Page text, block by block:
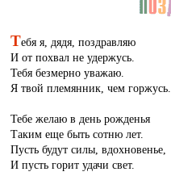
Тебя я, дядя, поздравляю
И от похвал не удержусь.
Тебя безмерно уважаю.
Я твой племянник, чем горжусь.
Тебе желаю в день рожденья
Таким еще быть сотню лет.
Пусть будут силы, вдохновенье,
И пусть горит удачи свет.